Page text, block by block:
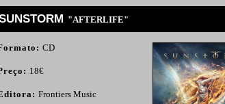
"AFTERLIFE"
CD
18€
Frontiers Music